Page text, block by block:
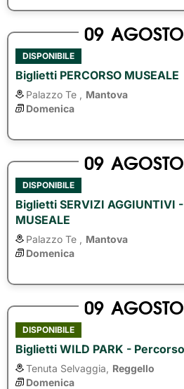
09 AGOSTO
DISPONIBILE
Biglietti PERCORSO MUSEALE
Palazzo Te ,
Mantova
Domenica
09 AGOSTO
DISPONIBILE
Biglietti SERVIZI AGGIUNTIVI -
MUSEALE
Palazzo Te ,
Mantova
Domenica
09 AGOSTO
DISPONIBILE
Biglietti WILD PARK -
Tenuta Selvaggia,
Reggello
Domenica